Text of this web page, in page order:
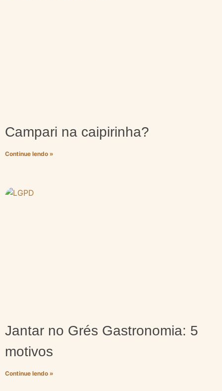
Campari na caipirinha?
Continue lendo »
Jantar no Grés Gastronomia: 5
motivos
Continue lendo »